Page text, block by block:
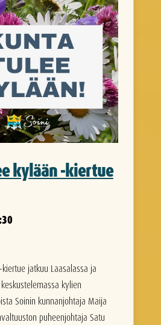
kylään -kiertue
jatkuu Laasalassa ja
kylien
Soinin kunnanjohtaja Maija
puheenjohtaja Satu